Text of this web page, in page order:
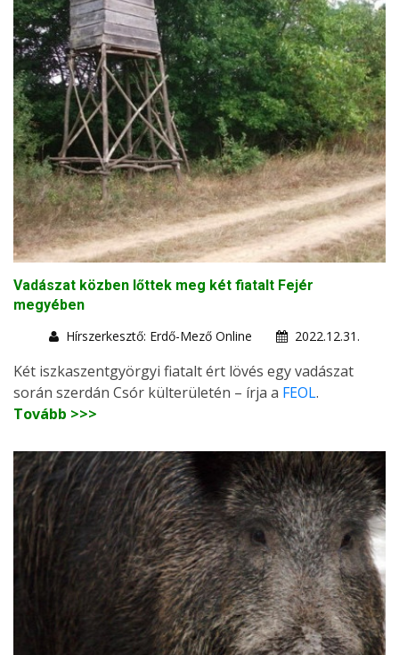
Vadászat közben lőttek meg két fiatalt Fejér
megyében
Hírszerkesztő: Erdő-Mező Online
2022.12.31.
Két iszkaszentgyörgyi fiatalt ért lövés egy vadászat
során szerdán Csór külterületén – írja a FEOL.
Tovább >>>